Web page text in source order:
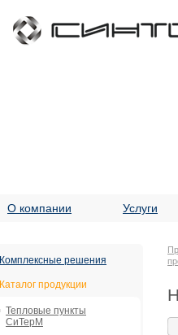
О компании Услуги
Комплексные решения
Каталог продукции
Тепловые пункты
СиТерМ